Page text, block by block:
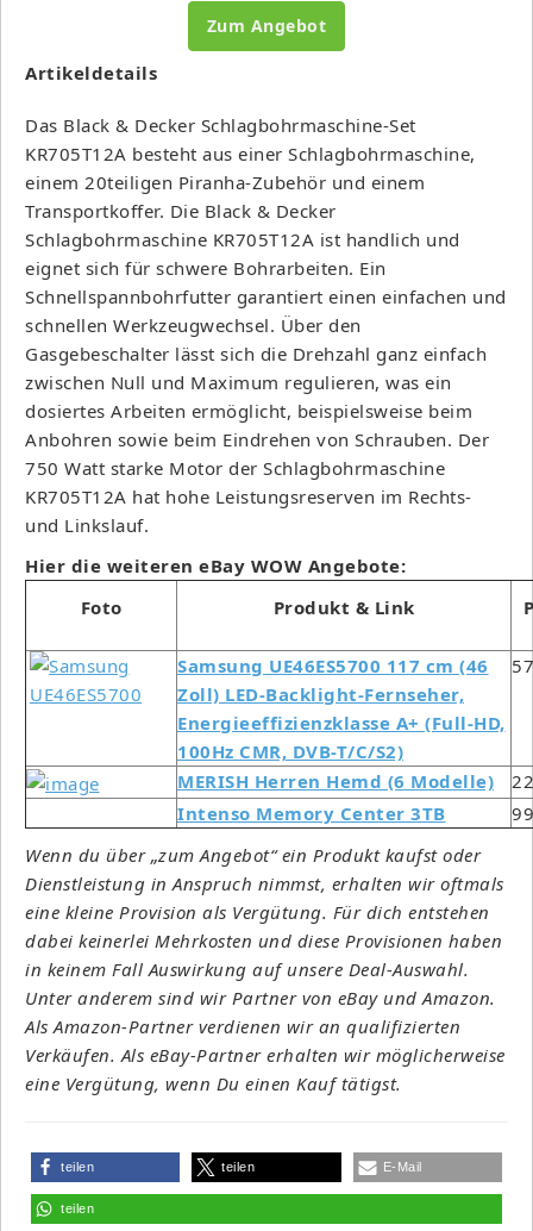
Zum Angebot
Artikeldetails
Das Black & Decker Schlagbohrmaschine-Set
KR705T12A besteht aus einer Schlagbohrmaschine,
einem 20teiligen Piranha-Zubehör und einem
Transportkoffer. Die Black & Decker
Schlagbohrmaschine KR705T12A ist handlich und
eignet sich für schwere Bohrarbeiten. Ein
Schnellspannbohrfutter garantiert einen einfachen und
schnellen Werkzeugwechsel. Über den
Gasgebeschalter lässt sich die Drehzahl ganz einfach
zwischen Null und Maximum regulieren, was ein
dosiertes Arbeiten ermöglicht, beispielsweise beim
Anbohren sowie beim Eindrehen von Schrauben. Der
750 Watt starke Motor der Schlagbohrmaschine
KR705T12A hat hohe Leistungsreserven im Rechts-
und Linkslauf.
Hier die weiteren eBay WOW Angebote:
Foto
Produkt & Link
Samsung UE46ES5700 117 cm (46
Zoll) LED-Backlight-Fernseher,
Energieeffizienzklasse A+ (Full-HD,
100Hz CMR, DVB-T/C/S2)
MERISH Herren Hemd (6 Modelle)
Intenso Memory Center 3TB
Wenn du über „zum Angebot“ ein Produkt kaufst oder
Dienstleistung in Anspruch nimmst, erhalten wir oftmals
eine kleine Provision als Vergütung. Für dich entstehen
dabei keinerlei Mehrkosten und diese Provisionen haben
in keinem Fall Auswirkung auf unsere Deal-Auswahl.
Unter anderem sind wir Partner von eBay und Amazon.
Als Amazon-Partner verdienen wir an qualifizierten
Verkäufen. Als eBay-Partner erhalten wir möglicherweise
eine Vergütung, wenn Du einen Kauf tätigst.
teilen teilen E-Mail
teilen